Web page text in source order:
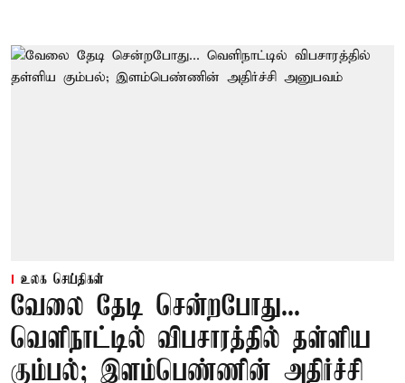
உலக செய்திகள்
வேலை தேடி சென்றபோது...
வெளிநாட்டில் விபசாரத்தில் தள்ளிய
கும்பல்; இளம்பெண்ணின் அதிர்ச்சி